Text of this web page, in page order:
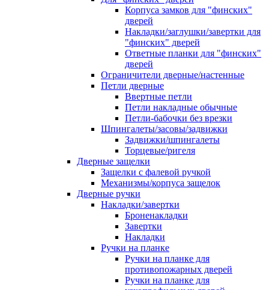
Корпуса замков для "финских"
дверей
Накладки/заглушки/завертки для
"финских" дверей
Ответные планки для "финских"
дверей
Ограничители дверные/настенные
Петли дверные
Ввертные петли
Петли накладные обычные
Петли-бабочки без врезки
Шпингалеты/засовы/задвижки
Задвижки/шпингалеты
Торцевые/ригеля
Дверные защелки
Защелки с фалевой ручкой
Механизмы/корпуса защелок
Дверные ручки
Накладки/завертки
Броненакладки
Завертки
Накладки
Ручки на планке
Ручки на планке для
противопожарных дверей
Ручки на планке для